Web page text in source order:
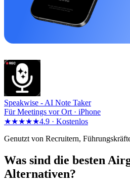
Speakwise - AI Note Taker
Für Meetings vor Ort · iPhone
★★★★★4.9 · Kostenlos
Genutzt von Recruitern,
Was sind die besten
Alternativen?